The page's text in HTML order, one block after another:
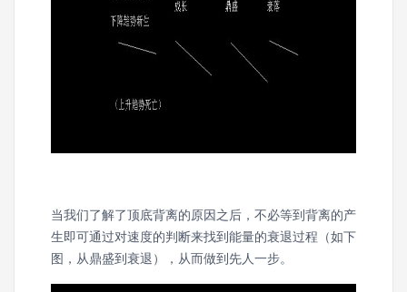
当我们了解了顶底背离的原因之后，不必等到背离的产
生即可通过对速度的判断来找到能量的衰退过程（如下
图，从鼎盛到衰退），从而做到先人一步。